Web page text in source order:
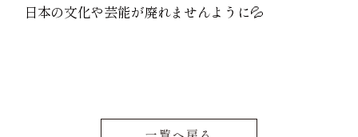
日本の文化や芸能が廃れませんように💦